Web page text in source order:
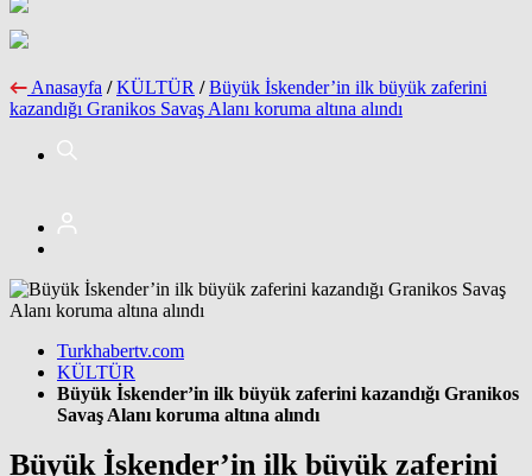
Anasayfa / KÜLTÜR / Büyük İskender’in ilk büyük zaferini
kazandığı Granikos Savaş Alanı koruma altına alındı
Turkhabertv.com
KÜLTÜR
Büyük İskender’in ilk büyük zaferini kazandığı Granikos
Savaş Alanı koruma altına alındı
Büyük İskender’in ilk büyük zaferini